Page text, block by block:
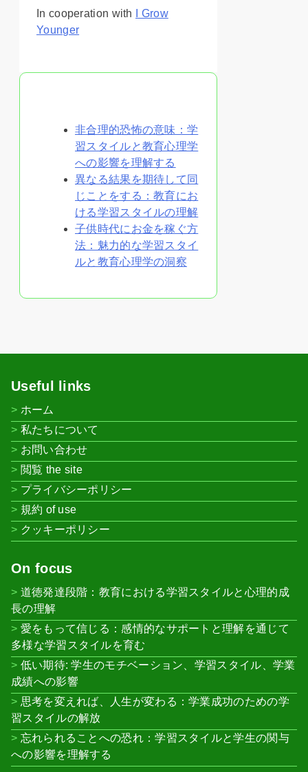
In cooperation with
I Grow
Younger
非合理的恐怖の意味：学
習スタイルと教育心理学
への影響を理解する
異なる結果を期待して同
じことをする：教育にお
ける学習スタイルの理解
子供時代にお金を稼ぐ方
法：魅力的な学習スタイ
ルと教育心理学の洞察
Useful links
ホーム
私たちについて
お問い合わせ
閲覧 the site
プライバシーポリシー
規約 of use
クッキーポリシー
On focus
道徳発達段階：教育における学習スタイルと心理的成
長の理解
愛をもって信じる：感情的なサポートと理解を通じて
多様な学習スタイルを育む
低い期待: 学生のモチベーション、学習スタイル、学業
成績への影響
思考を変えれば、人生が変わる：学業成功のための学
習スタイルの解放
忘れられることへの恐れ：学習スタイルと学生の関与
への影響を理解する